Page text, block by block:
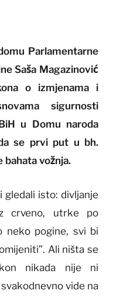
Parlamentarne
Saša Magazinović
o izmjenama i
sigurnosti
u Domu naroda
se prvi put u bh.
bahata vožnja.
gledali isto: divljanje
crveno, utrke po
neko pogine, svi bi
Ali ništa se
nikada nije ni
vide na